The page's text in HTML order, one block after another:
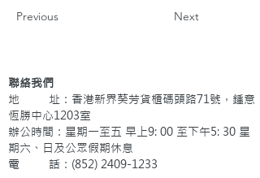
Previous Next
聯絡我們
地 址：香港新界葵芳貨櫃碼頭路71號，鍾意
恆勝中心1203室
辦公時間：星期一至五 早上9: 00 至下午5: 30 星
期六、日及公眾假期休息
電 話：(852) 2409-1233